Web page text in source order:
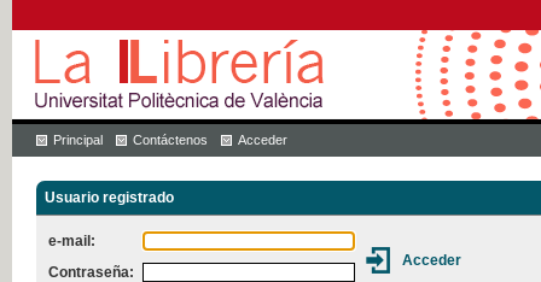
Principal Contáctenos Acceder
Usuario registrado
e-mail:
Contraseña: